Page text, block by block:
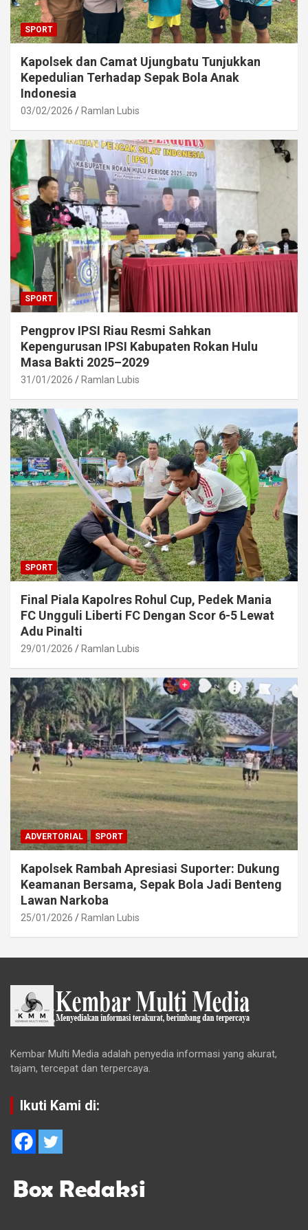
SPORT
Kapolsek dan Camat Ujungbatu Tunjukkan
Kepedulian Terhadap Sepak Bola Anak
Indonesia
03/02/2026 Ramlan Lubis
SPORT
Pengprov IPSI Riau Resmi Sahkan
Kepengurusan IPSI Kabupaten Rokan Hulu
Masa Bakti 2025–2029
31/01/2026 Ramlan Lubis
SPORT
Final Piala Kapolres Rohul Cup, Pedek Mania
FC Ungguli Liberti FC Dengan Scor 6-5 Lewat
Adu Pinalti
29/01/2026 Ramlan Lubis
ADVERTORIAL SPORT
Kapolsek Rambah Apresiasi Suporter: Dukung
Keamanan Bersama, Sepak Bola Jadi Benteng
Lawan Narkoba
25/01/2026 Ramlan Lubis
Kembar Multi Media adalah penyedia informasi yang akurat,
tajam, tercepat dan terpercaya.
Ikuti Kami di: